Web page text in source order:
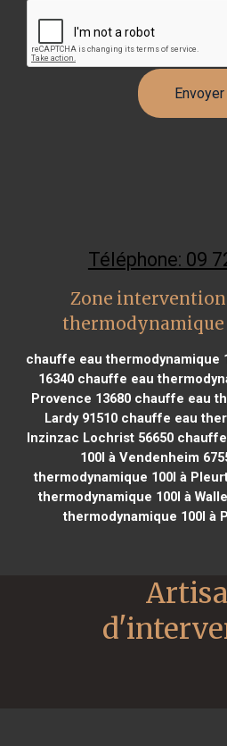
Téléphone: 09
Zone intervention
thermodynamique
chauffe eau thermodynamique
16340chauffe eau
Provence 13680chauffe eau
Lardy 91510chauffe eau
Inzinzac Lochrist 56650
100l à Vendenheim
thermodynamique 100l à
thermodynamique 100l à
thermodynamique 100l à